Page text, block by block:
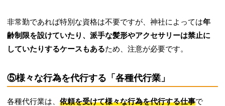
非常勤であれば特別な資格は不要ですが、神社によっては年
齢制限を設けていたり、派手な髪形やアクセサリーは禁止に
していたりするケースもあるため、注意が必要です。
⑤様々な行為を代行する「各種代行業」
各種代行業は、依頼を受けて様々な行為を代行する仕事で